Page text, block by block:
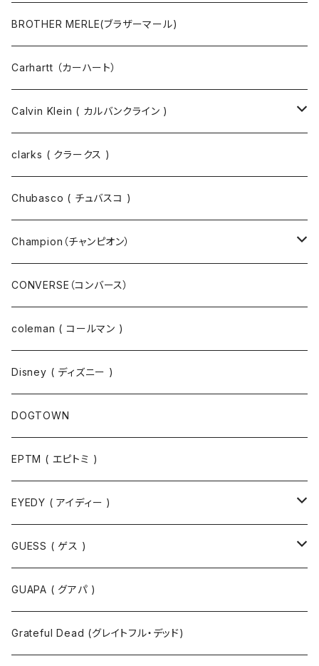
マスクコード
財布 / キーケース
キーホルダー / スマホスタンド
パンツ
パーカ
ジャケット・ブルゾン
コート
シャツ
長袖Tシャツ
半袖シャツ
長袖シャツ
スウェット
パーカー
ニット
ジャケット
コート
ポロシャツ
パンツ
BROTHER MERLE(ブラザーマール)
Carhartt （カーハート）
Calvin Klein ( カルバンクライン )
ジャケット
パーカー
clarks ( クラークス )
Chubasco ( チュバスコ )
Champion（チャンピオン）
スウェットパンツ
パーカー
スウェット
Tシャツ
CONVERSE（コンバース）
coleman ( コールマン )
Disney ( ディズニー )
DOGTOWN
EPTM ( エピトミ )
EYEDY ( アイディー )
Tシャツ
半袖Tシャツ
長袖Tシャツ
ポロシャツ
シャツ
GUESS ( ゲス )
ジャケット
GUAPA ( グアパ )
Grateful Dead (グレイトフル・デッド)